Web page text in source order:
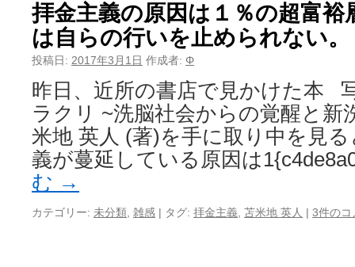
拝金主義の原因は１％の超富裕
は自らの行いを止められない。
投稿日: 2017年3月1日 作成者: Φ
昨日、近所の書店で見かけた本
ラクリ ~洗脳社会からの覚醒と
米地 英人 (著)を手に取り中を見
義が蔓延している原因は
む →
カテゴリー: 未分類 雑感 | タグ: 拝金主義 苫米地 英人 | 3件のコ